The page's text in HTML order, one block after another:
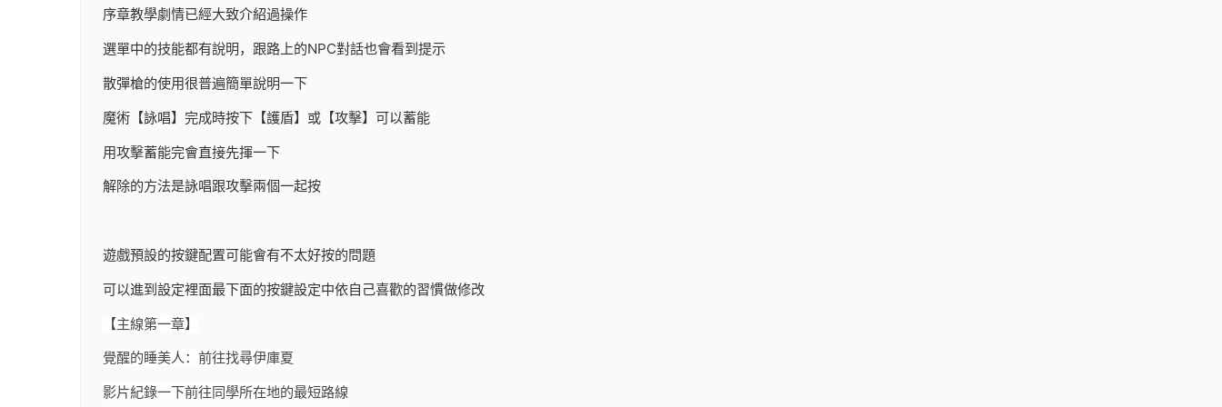
序章教學劇情已經大致介紹過操作
選單中的技能都有說明，跟路上的NPC對話也會看到提示
散彈槍的使用很普遍簡單說明一下
魔術【詠唱】完成時按下【護盾】或【攻擊】可以蓄能
用攻擊蓄能完會直接先揮一下
解除的方法是詠唱跟攻擊兩個一起按
遊戲預設的按鍵配置可能會有不太好按的問題
可以進到設定裡面最下面的按鍵設定中依自己喜歡的習慣做修改
【主線第一章】
覺醒的睡美人：前往找尋伊庫夏
影片紀錄一下前往同學所在地的最短路線